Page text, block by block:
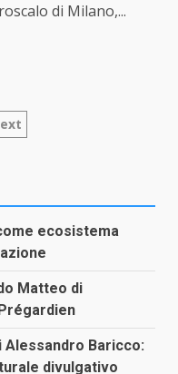
di Milano,...
ecosistema
Matteo di
Alessandro Baricco:
divulgativo